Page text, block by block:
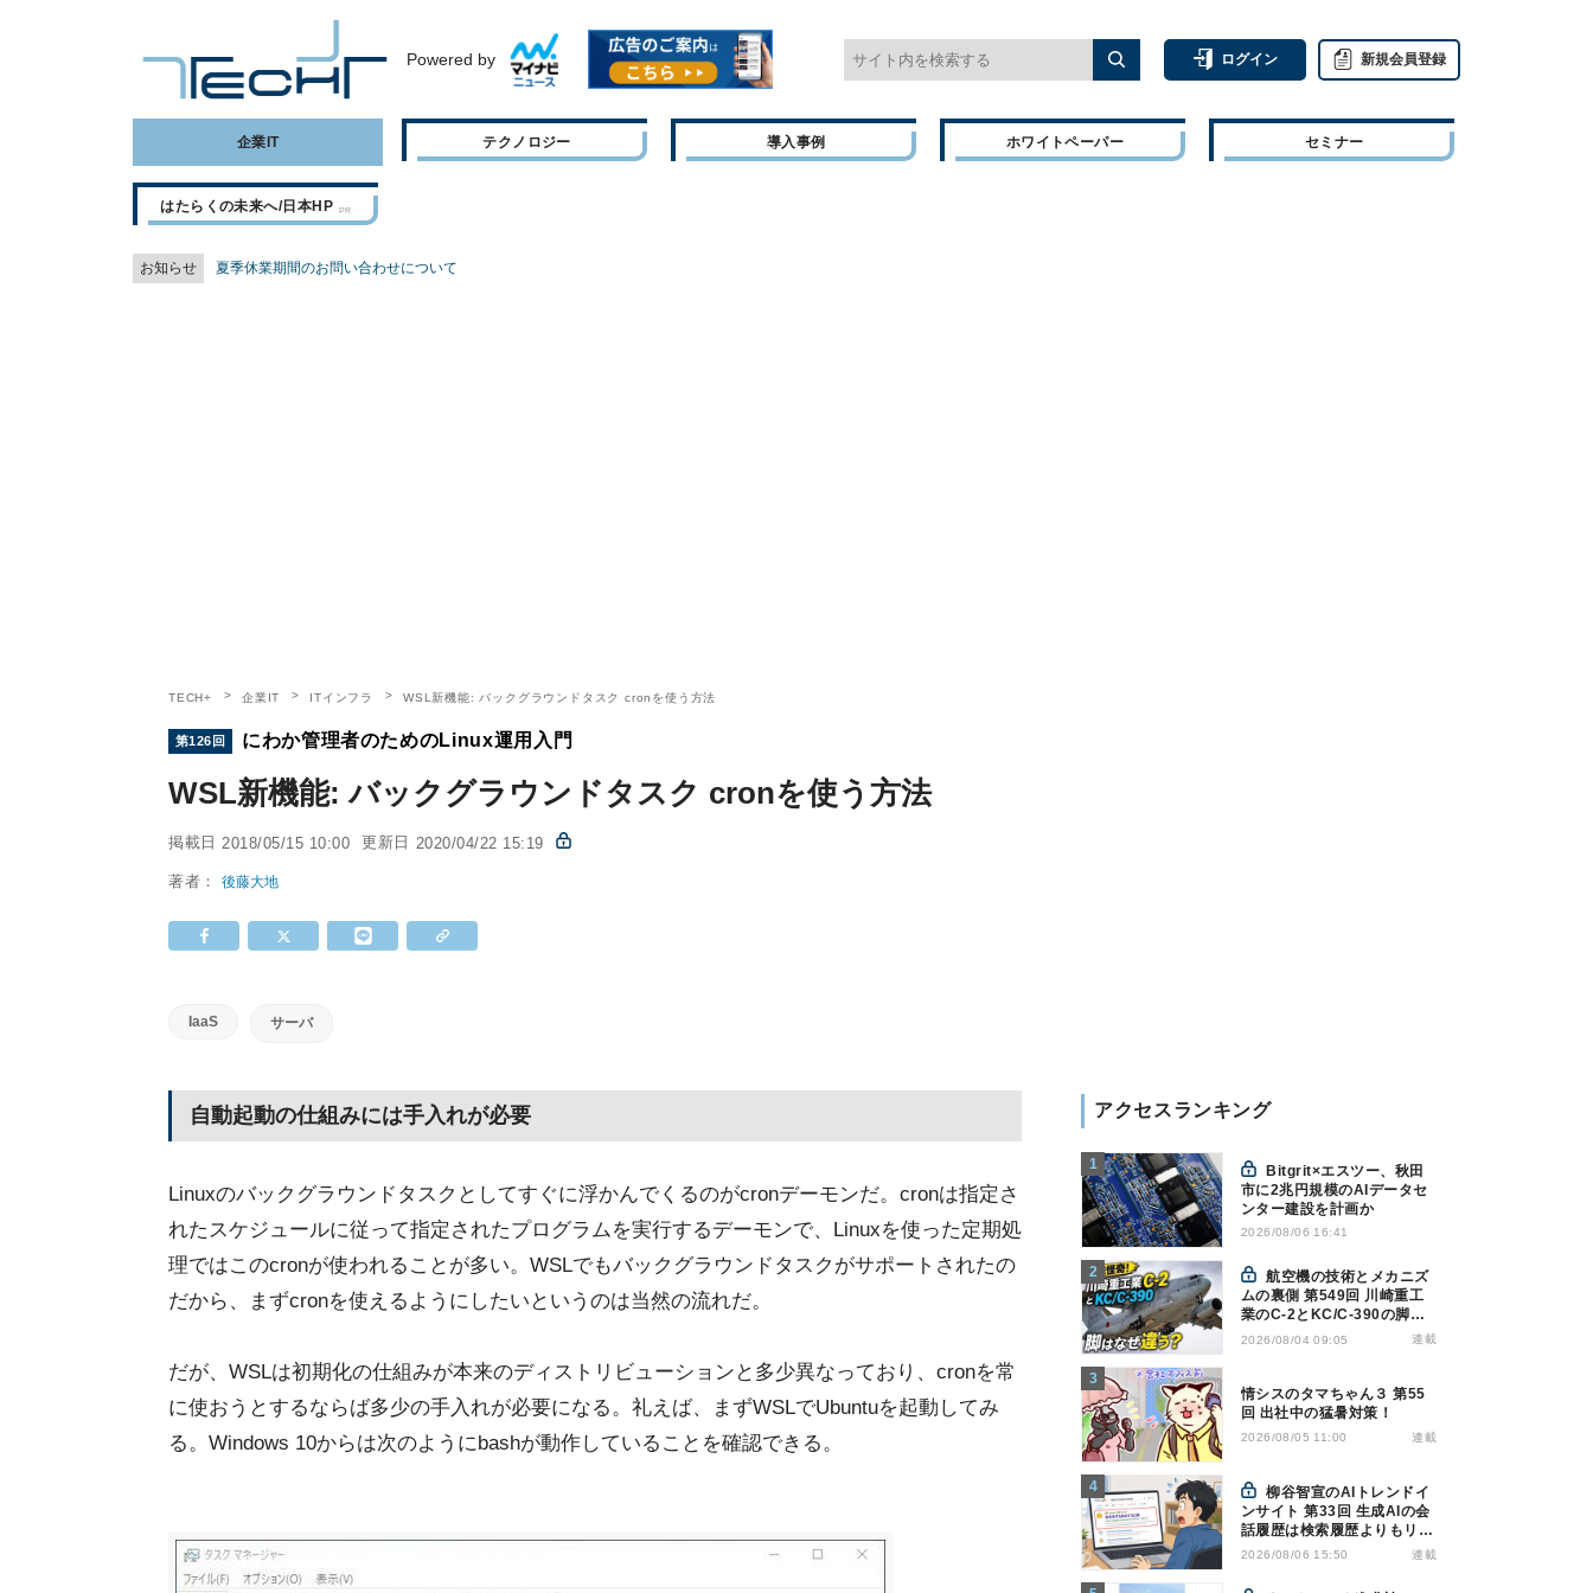
Powered by ログイン 新規会員登録
企業IT テクノロジー 導入事例 ホワイトペーパー セミナー
はたらくの未来へ/日本HP
お知らせ 夏季休業期間のお問い合わせについて
TECH+ 企業IT ITインフラ WSL新機能: バックグラウンドタスク cronを使う方法
第126回 にわか管理者のためのLinux運用入門
WSL新機能: バックグラウンドタスク cronを使う方法
掲載日 2018/05/15 10:00 更新日 2020/04/22 15:19
著者：後藤大地
IaaS サーバ
自動起動の仕組みには手入れが必要
Linuxのバックグラウンドタスクとしてすぐに浮かんでくるのがcronデーモンだ。cronは指定さ
れたスケジュールに従って指定されたプログラムを実行するデーモンで、Linuxを使った定期処
理ではこのcronが使われることが多い。WSLでもバックグラウンドタスクがサポートされたの
だから、まずcronを使えるようにしたいというのは当然の流れだ。
だが、WSLは初期化の仕組みが本来のディストリビューションと多少異なっており、cronを常
に使おうとするならば多少の手入れが必要になる。礼えば、まずWSLでUbuntuを起動してみ
る。Windows 10からは次のようにbashが動作していることを確認できる。
アクセスランキング
市に2兆円規模のAIデータセ
ンター建設を計画か
2026/08/06 16:41
航空機の技術とメカニズ
ムの裏側 第549回 川崎重工
業のC-2とKC/C-390の脚は
なぜ違う? - 降着装置は複雑
2026/08/04 09:05 連載
情シスのタマちゃん３ 第55
回 出社中の猛暑対策！
2026/08/05 11:00 連載
柳谷智宣のAIトレンドイ
ンサイト 第33回 生成AIの会
話履歴は検索履歴よりもリス
キー？今のうちに情報漏洩対
2026/08/06 15:50 連載